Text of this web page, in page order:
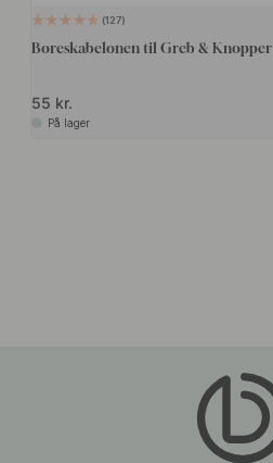
127
Boreskabelonen til Greb & Knopper
55 kr.
På lager